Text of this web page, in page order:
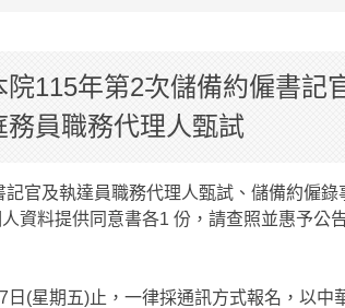
115年第2次儲備約僱書記
員職務代理人甄試
官及執達員職務代理人甄試、儲備約僱錄
資料提供同意書各1 份，請查照並惠予公
(星期五)止，一律採通訊方式報名，以中